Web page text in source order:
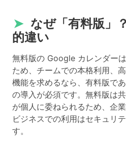
➤ なぜ「有料版」
的違い
無料版の Google カレンダー
ため、チームでの本格利用、
機能を求めるなら、有料版で
の導入が必須です。無料版は
が個人に委ねられるため、企
ビジネスでの利用はセキュリ
す。